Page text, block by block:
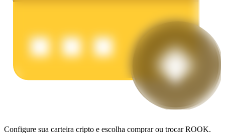
Porquinho poderoso
Ganhe recompensas competitivas diariamente
Configure sua carteira cripto e escolha comprar ou trocar ROOK.